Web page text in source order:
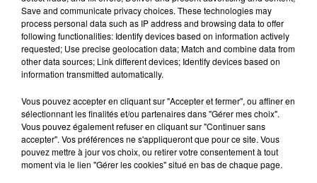
mardi au Liberia par l'Unicef.
Le président gambien Yahya Jammeh a pour sa part fait don à
la Sierra Leone de 500.000 dollars (380.000 euros).
"En des moments comme celui-ci, nous attendons des pays
africains et des organisations comme la Cédéao et l'Union
africaine qu'elles resserrent les rangs et fassent preuve de la
Save and communicate privacy choices. These technologies may
process personal data such as IP address and browsing data to offer
following functionalities: Identify devices based on information actively
requested; Use precise geolocation data; Match and combine data from
other data sources; Link different devices; Identify devices based on
information transmitted automatically.
Vous pouvez accepter en cliquant sur "Accepter et fermer", ou affiner en
sélectionnant les finalités et/ou partenaires dans "Gérer mes choix".
Vous pouvez également refuser en cliquant sur "Continuer sans
accepter". Vos préférences ne s'appliqueront que pour ce site. Vous
pouvez mettre à jour vos choix, ou retirer votre consentement à tout
moment via le lien "Gérer les cookies" situé en bas de chaque page.